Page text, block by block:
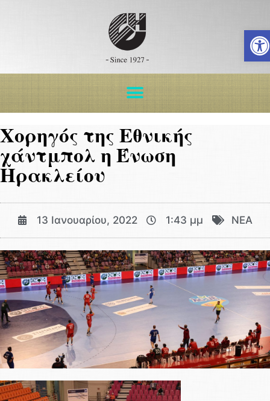
Χορηγός της Εθνικής
χάντμπολ η Ένωση
Ηρακλείου
13 Ιανουαρίου, 2022 1:43 μμ ΝΕΑ